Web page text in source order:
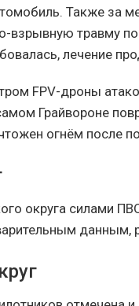
Также за
взрывную травму
лечение
FPV-дроны
Грайвороне
огнём после
округа силами
данным,